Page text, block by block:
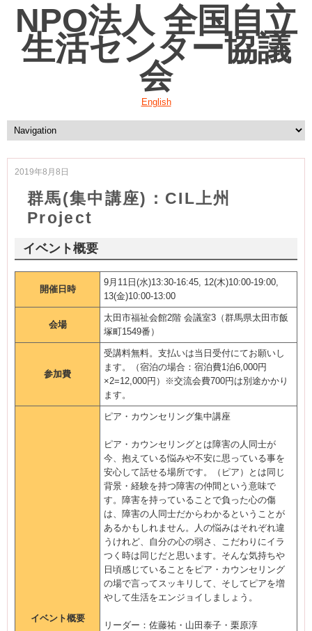
NPO法人 全国自立
生活センター協議
会
English
2019年8月8日
群馬(集中講座)：CIL上州
Project
イベント概要
開催日時
9月11日(水)13:30-16:45, 12(木)10:00-19:00,
13(金)10:00-13:00
会場
太田市福祉会館2階 会議室3（群馬県太田市飯
塚町1549番）
参加費
受講料無料。支払いは当日受付にてお願いし
ます。（宿泊の場合：宿泊費1泊6,000円
×2=12,000円）※交流会費700円は別途かかり
ます。
イベント概要
ピア・カウンセリング集中講座
ピア・カウンセリングとは障害の人同士が
今、抱えている悩みや不安に思っている事を
安心して話せる場所です。（ピア）とは同じ
背景・経験を持つ障害の仲間という意味で
す。障害を持っていることで負った心の傷
は、障害の人同士だからわかるということが
あるかもしれません。人の悩みはそれぞれ違
うけれど、自分の心の弱さ、こだわりにイラ
つく時は同じだと思います。そんな気持ちや
日頃感じていることをピア・カウンセリング
の場で言ってスッキリして、そしてピアを増
やして生活をエンジョイしましょう。
リーダー：佐藤祐・山田泰子・栗原淳